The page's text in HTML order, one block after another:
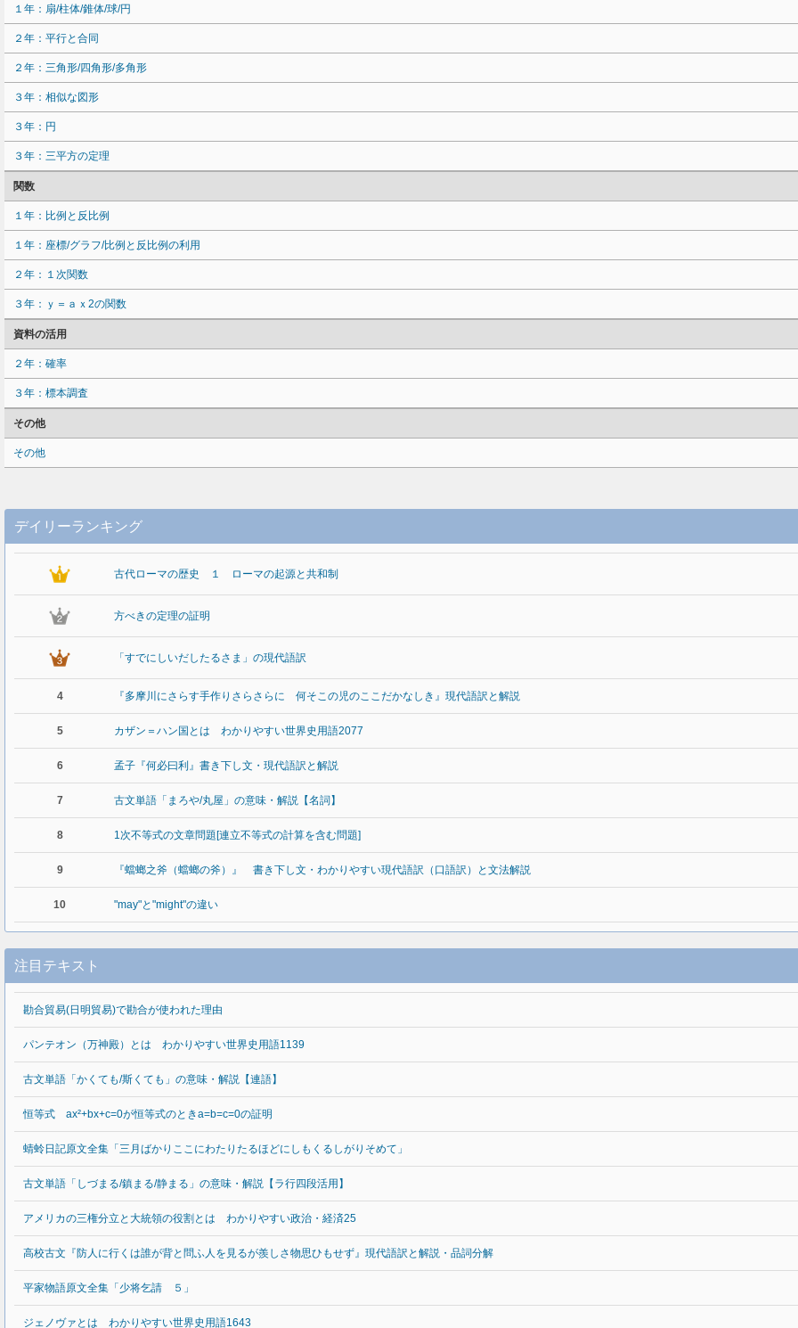
１年：扇/柱体/錐体/球/円
２年：平行と合同
２年：三角形/四角形/多角形
３年：相似な図形
３年：円
３年：三平方の定理
関数
１年：比例と反比例
１年：座標/グラフ/比例と反比例の利用
２年：１次関数
３年：ｙ＝ａｘ2の関数
資料の活用
２年：確率
３年：標本調査
その他
その他
デイリーランキング
古代ローマの歴史 １ ローマの起源と共和制
方べきの定理の証明
「すでにしいだしたるさま」の現代語訳
4 『多摩川にさらす手作りさらさらに 何そこの児のここだかなしき』現代語訳と解説
5 カザン＝ハン国とは わかりやすい世界史用語2077
6 孟子『何必曰利』書き下し文・現代語訳と解説
7 古文単語「まろや/丸屋」の意味・解説【名詞】
8 1次不等式の文章問題[連立不等式の計算を含む問題]
9 『蟷螂之斧（蟷螂の斧）』 書き下し文・わかりやすい現代語訳（口語訳）と文法解説
10 "may"と"might"の違い
注目テキスト
勘合貿易(日明貿易)で勘合が使われた理由
パンテオン（万神殿）とは わかりやすい世界史用語1139
古文単語「かくても/斯くても」の意味・解説【連語】
恒等式 ax²+bx+c=0が恒等式のときa=b=c=0の証明
蜻蛉日記原文全集「三月ばかりここにわたりたるほどにしもくるしがりそめて」
古文単語「しづまる/鎮まる/静まる」の意味・解説【ラ行四段活用】
アメリカの三権分立と大統領の役割とは わかりやすい政治・経済25
高校古文『防人に行くは誰が背と問ふ人を見るが羨しさ物思ひもせず』現代語訳と解説・品詞分解
平家物語原文全集「少将乞請 ５」
ジェノヴァとは わかりやすい世界史用語1643